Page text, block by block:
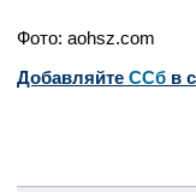
Фото: aohsz.com
Добавляйте CСб в